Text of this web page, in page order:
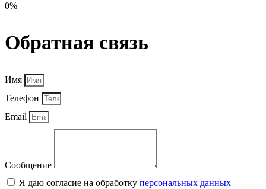
0%
Обратная связь
Имя
Телефон
Email
Сообщение
Я даю согласие на обработку персональных данных